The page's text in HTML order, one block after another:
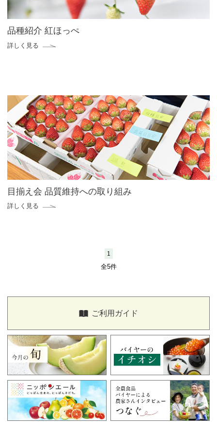
品種紹介 紅ほっぺ
詳しく見る
目揃え会 品質維持への取り組み
詳しく見る
1
全5件
ご利用ガイド